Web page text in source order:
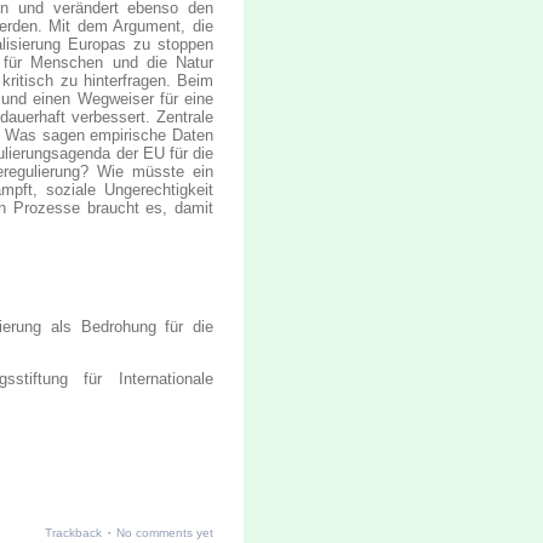
und verändert ebenso den
Mit dem Argument, die
Europas zu stoppen
Menschen und die Natur
zu hinterfragen. Beim
einen Wegweiser für eine
verbessert. Zentrale
sagen empirische Daten
der EU für die
Wie müsste ein
soziale Ungerechtigkeit
Prozesse braucht es, damit
als Bedrohung für die
für Internationale
Trackback · No comments yet